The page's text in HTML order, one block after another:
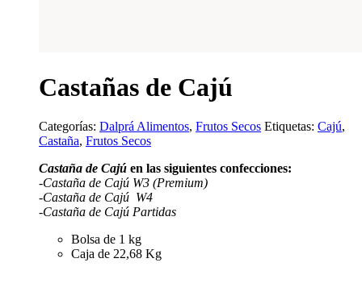
Castañas de Cajú
Categorías: Dalprá Alimentos, Frutos Secos Etiquetas: Cajú,
Castaña, Frutos Secos
Castaña de Cajú en las siguientes confecciones:
-Castaña de Cajú W3 (Premium)
-Castaña de Cajú W4
-Castaña de Cajú Partidas
Bolsa de 1 kg
Caja de 22,68 Kg